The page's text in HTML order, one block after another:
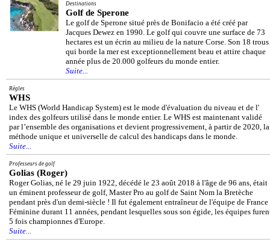
Destinations
Golf de Sperone
Le golf de Sperone situé près de Bonifacio a été créé par
Jacques Dewez en 1990. Le golf qui couvre une surface de 73
hectares est un écrin au milieu de la nature Corse. Son 18 trous
qui borde la mer est exceptionnellement beau et attire chaque
année plus de 20.000 golfeurs du monde entier.
Suite...
Règles
WHS
Le WHS (World Handicap System) est le mode d'évaluation du niveau et de l'
index des golfeurs utilisé dans le monde entier. Le WHS est maintenant validé
par l’ensemble des organisations et devient progressivement, à partir de 2020, la
méthode unique et universelle de calcul des handicaps dans le monde.
Suite...
Professeurs de golf
Golias (Roger)
Roger Golias, né le 29 juin 1922, décédé le 23 août 2018 à l'âge de 96 ans, était
un éminent professeur de golf, Master Pro au golf de Saint Nom la Bretèche
pendant près d'un demi-siècle ! Il fut également entraîneur de l'équipe de France
Féminine durant 11 années, pendant lesquelles sous son égide, les équipes
5 fois championnes d'Europe.
Suite...